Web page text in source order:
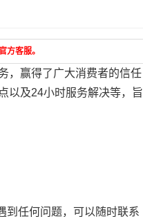
方客服。
，赢得了广大消费者的信任
以及24小时服务解决等，旨
任何问题，可以随时联系